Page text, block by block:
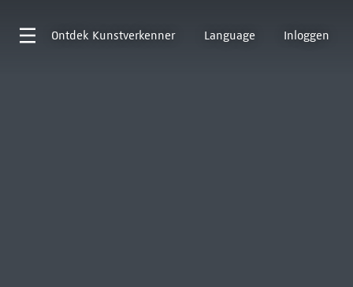
Ontdek Kunstverkenner Language Inloggen